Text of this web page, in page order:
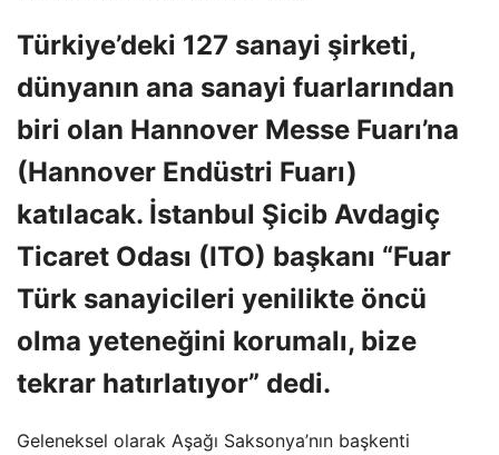
Türkiye’deki 127 sanayi şirketi,
dünyanın ana sanayi fuarlarından
biri olan Hannover Messe Fuarı’na
(Hannover Endüstri Fuarı)
katılacak. İstanbul Şicib Avdagiç
Ticaret Odası (ITO) başkanı “Fuar
Türk sanayicileri yenilikte öncü
olma yeteneğini korumalı, bize
tekrar hatırlatıyor” dedi.
Geleneksel olarak Aşağı Saksonya’nın başkenti